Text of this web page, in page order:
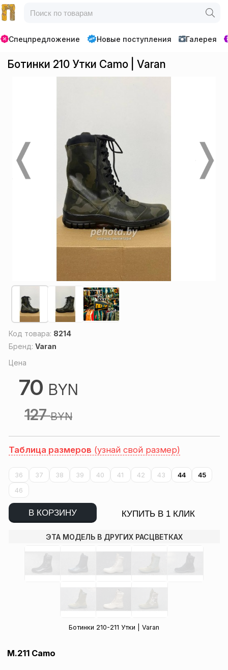
Спецпредложение Новые поступления Галерея
Ботинки 210 Утки Camo | Varan
Код товара: 8214
Бренд: Varan
Цена
70 BYN
127BYN
Таблица размеров (узнай свой размер)
36 37 38 39 40 41 42 43 44
45
46
В КОРЗИНУ КУПИТЬ В 1 КЛИК
ЭТА МОДЕЛЬ В ДРУГИХ РАСЦВЕТКАХ
Ботинки 210-211 Утки | Varan
M.211 Camo